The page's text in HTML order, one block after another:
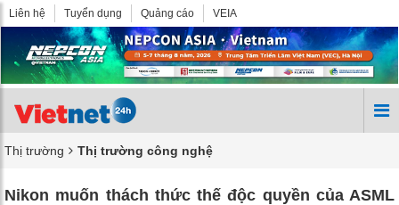
Liên hệ Tuyển dụng Quảng cáo VEIA
Thị trường Thị trường công nghệ
Nikon muốn thách thức thế độc quyền của ASML